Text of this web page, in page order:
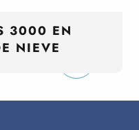
3000 EN
NIEVE